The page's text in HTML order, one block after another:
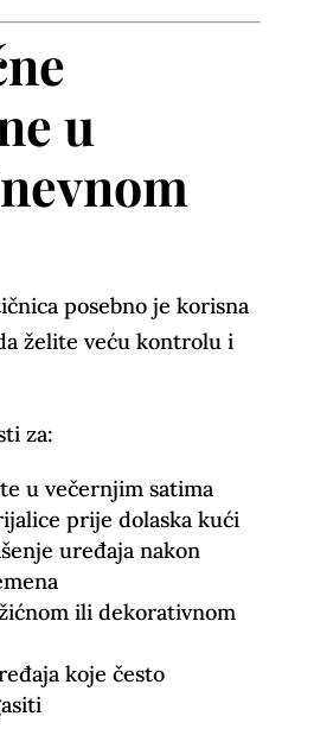
u
posebno je korisna
želite veću kontrolu i
za:
u večernjim satima
prije dolaska kući
uređaja nakon
ili dekorativnom
koje često